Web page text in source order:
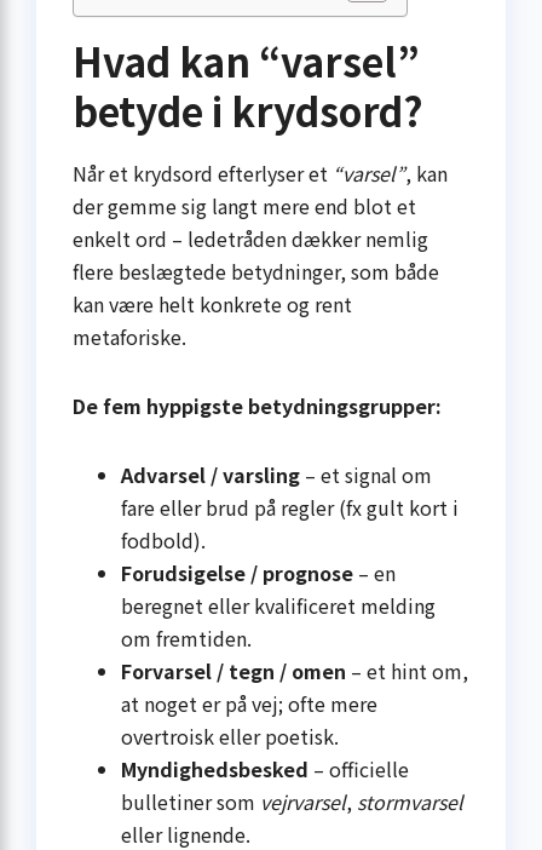
Hvad kan “varsel”
betyde i krydsord?
Når et krydsord efterlyser et “varsel”, kan
der gemme sig langt mere end blot et
enkelt ord – ledetråden dækker nemlig
flere beslægtede betydninger, som både
kan være helt konkrete og rent
metaforiske.
De fem hyppigste betydningsgrupper:
Advarsel / varsling – et signal om
fare eller brud på regler (fx gult kort i
fodbold).
Forudsigelse / prognose – en
beregnet eller kvalificeret melding
om fremtiden.
Forvarsel / tegn / omen – et hint om,
at noget er på vej; ofte mere
overtroisk eller poetisk.
Myndighedsbesked – officielle
bulletiner som vejrvarsel, stormvarsel
eller lignende.